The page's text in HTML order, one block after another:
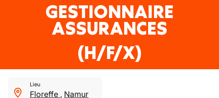
GESTIONNAIRE
ASSURANCES
(H/F/X)
Lieu
Floreffe , Namur